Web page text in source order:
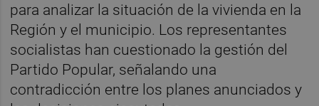
para analizar la situación de la vivienda en la
Región y el municipio. Los representantes
socialistas han cuestionado la gestión del
Partido Popular, señalando una
contradicción entre los planes anunciados y